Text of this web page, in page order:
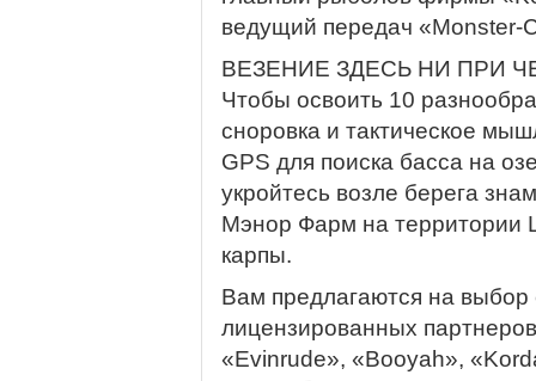
ведущий передач «Monster-
ВЕЗЕНИЕ ЗДЕСЬ НИ ПРИ
Чтобы освоить 10
сноровка и тактическое
GPS для поиска басса на
укройтесь возле берега
Мэнор Фарм на территории
карпы.
Вам предлагаются на выбор
лицензированных
«Evinrude», «Booyah»,